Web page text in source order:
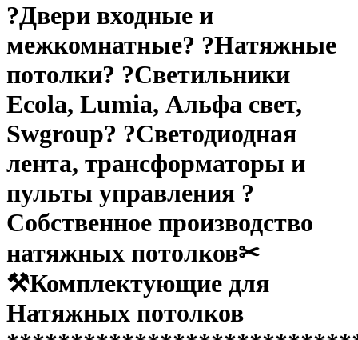
?Двери входные и
межкомнатные? ?Натяжные
потолки? ?Светильники
Ecola, Lumia, Альфа свет,
Swgroup? ?Светодиодная
лента, трансформаторы и
пульты управления ?
Собственное производство
натяжных потолков✂
⚒Комплектующие для
Натяжных потолков